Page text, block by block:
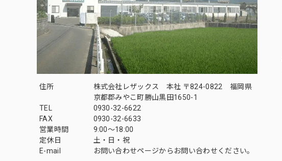
住所
株式会社レザックス 本社 〒824-0822 福岡県
京都郡みやこ町勝山黒田1650-1
TEL
0930-32-6622
FAX
0930-32-6633
営業時間
9:00〜18:00
定休日
土・日・祝
E-mail
お問い合わせページからお問い合わせください。